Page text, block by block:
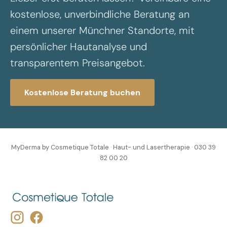
kostenlose, unverbindliche Beratung an
einem unserer Münchner Standorte, mit
persönlicher Hautanalyse und
transparentem Preisangebot.
Kostenlose Beratung buchen
MyDerma by Cosmetique Totale · Haut- und Lasertherapie · 030 39
82 00 20